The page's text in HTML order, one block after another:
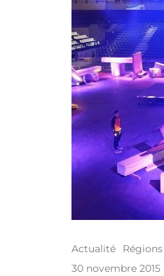
Actualité Régions
30 novembre 2015